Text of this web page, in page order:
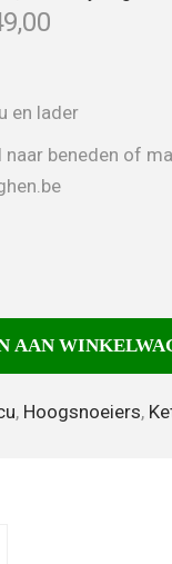
en lader
beneden of
AAN
, Hoogsnoeiers,